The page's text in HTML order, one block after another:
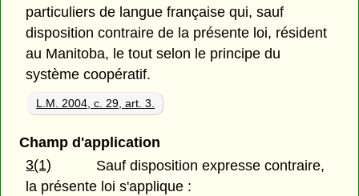
particuliers de langue française qui, sauf
disposition contraire de la présente loi, résident
au Manitoba, le tout selon le principe du
système coopératif.
L.M. 2004, c. 29, art. 3.
Champ d'application
3(1)
Sauf disposition expresse contraire,
la présente loi s'applique :